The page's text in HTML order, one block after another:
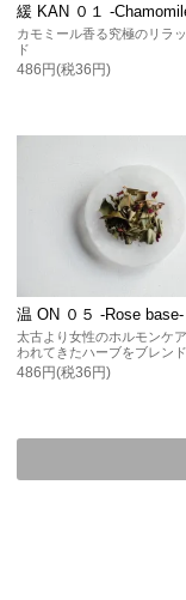
緩 KAN ０１ -
カモミール香る究極のリラ
ド
486円(税36円)
温 ON ０５ -Rose base-
太古より女性のホルモンケ
われてきたハーブをブレンド
486円(税36円)